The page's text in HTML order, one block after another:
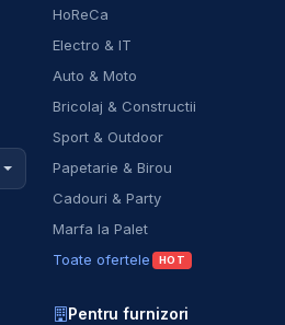
HoReCa
Electro & IT
Auto & Moto
Bricolaj & Constructii
Sport & Outdoor
Papetarie & Birou
Cadouri & Party
Marfa la Palet
Toate ofertele
HOT
Pentru furnizori